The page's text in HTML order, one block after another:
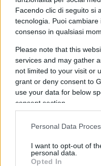
Facendo clic di seguito si
tecnologia. Puoi
consenso in qualsiasi
Please note that this
services and may gather
not limited to your visit or
grant or deny consent to
use your data for below
consent section.
Personal Data
I want to opt-out of
personal data.
Opted In
nella nuova circolare
qui vengono esposti
gli obblighi in capo
d’imposta,
fissando degli
espongono a
rispetti.